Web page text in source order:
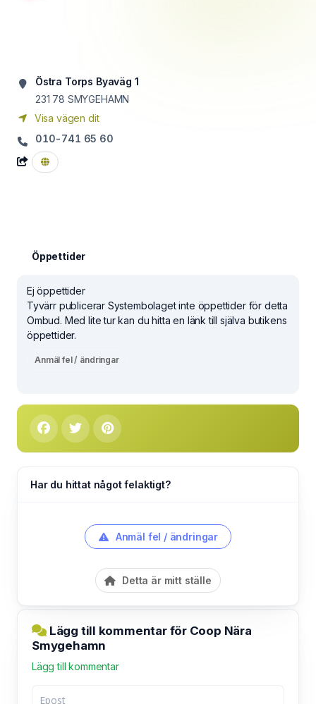
Östra Torps Byaväg 1
231 78 SMYGEHAMN
Visa vägen dit
010-741 65 60
Öppettider
Ej öppettider
Tyvärr publicerar Systembolaget inte öppettider för detta
Ombud. Med lite tur kan du hitta en länk till själva butikens
öppettider.
Anmäl fel / ändringar
Har du hittat något felaktigt?
Anmäl fel / ändringar
Detta är mitt ställe
Lägg till kommentar för Coop Nära
Smygehamn
Lägg till kommentar